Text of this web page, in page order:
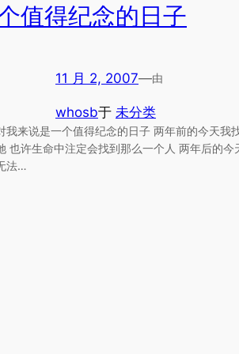
值得纪念的日子
11 月 2, 2007—由
whosb于 未分类
我来说是一个值得纪念的日子 两年前的今天我
也许生命中注定会找到那么一个人 两年后的今
法…